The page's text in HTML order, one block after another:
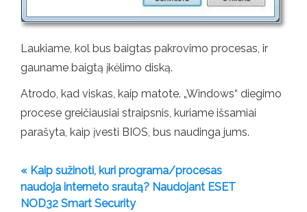
Laukiame, kol bus baigtas pakrovimo procesas, ir
gauname baigtą įkėlimo diską.
Atrodo, kad viskas, kaip matote. „Windows“ diegimo
procese greičiausiai straipsnis, kuriame išsamiai
parašyta, kaip įvesti BIOS, bus naudinga jums.
« Kaip sužinoti, kuri programa/procesas
naudoja interneto srautą? Naudojant ESET
NOD32 Smart Security